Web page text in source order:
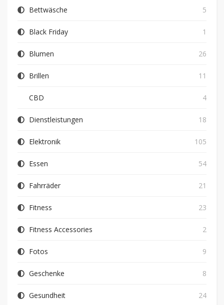
Bettwäsche 5
Black Friday 1
Blumen 26
Brillen 11
CBD 4
Dienstleistungen 18
Elektronik 105
Essen 54
Fahrräder 21
Fitness 23
Fitness Accessories 2
Fotos 9
Geschenke 8
Gesundheit 24